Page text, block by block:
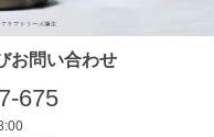
お問い合わせ
675